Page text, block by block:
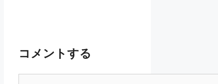
コメントする